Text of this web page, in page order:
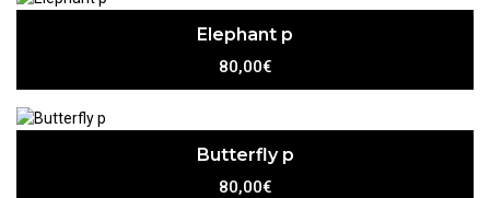
Elephant p
80,00€
Butterfly p
80,00€